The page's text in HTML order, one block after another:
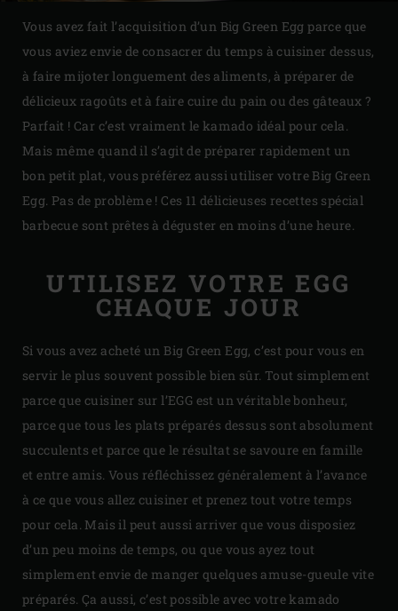
Vous avez fait l’acquisition d’un Big Green Egg parce que
vous aviez envie de consacrer du temps à cuisiner dessus,
à faire mijoter longuement des aliments, à préparer de
délicieux ragoûts et à faire cuire du pain ou des gâteaux ?
Parfait ! Car c’est vraiment le kamado idéal pour cela.
Mais même quand il s’agit de préparer rapidement un
bon petit plat, vous préférez aussi utiliser votre Big Green
Egg. Pas de problème ! Ces 11 délicieuses recettes spécial
barbecue sont prêtes à déguster en moins d’une heure.
UTILISEZ VOTRE EGG
CHAQUE JOUR
Si vous avez acheté un Big Green Egg, c’est pour vous en
servir le plus souvent possible bien sûr. Tout simplement
parce que cuisiner sur l’EGG est un véritable bonheur,
parce que tous les plats préparés dessus sont absolument
succulents et parce que le résultat se savoure en famille
et entre amis. Vous réfléchissez généralement à l’avance
à ce que vous allez cuisiner et prenez tout votre temps
pour cela. Mais il peut aussi arriver que vous disposiez
d’un peu moins de temps, ou que vous ayez tout
simplement envie de manger quelques amuse-gueule vite
préparés. Ça aussi, c’est possible avec votre kamado